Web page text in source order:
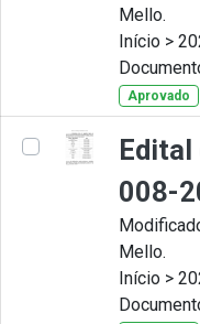
Mello.
Início >
Aprovado
Edital
008-
Mello.
Início >